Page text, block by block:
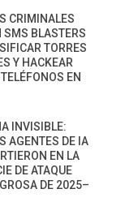
CRIMINALES
SMS BLASTERS
TORRES
Y HACKEAR
EN
INVISIBLE:
AGENTES DE IA
EN LA
DE ATAQUE
DE 2025–